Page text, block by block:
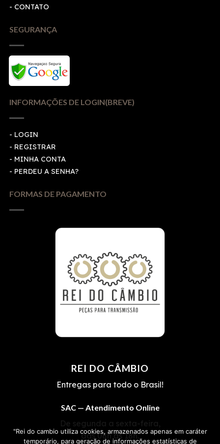
- CONTATO
SEGURANÇA
INFORMAÇÕES DE LOGIN(BREVE)
- LOGIN
- REGISTRAR
- MINHA CONTA
- PERDEU A SENHA?
FORMAS DE PAGAMENTO
REI DO CÂMBIO
Entregas para todo o Brasil!
SAC — Atendimento Online
De segunda a sexta-feira,
das 08h às 18h.
"Rei do cambio utiliza cookies, armazenados apenas em caráter
temporário, para geração de informações estatísticas de